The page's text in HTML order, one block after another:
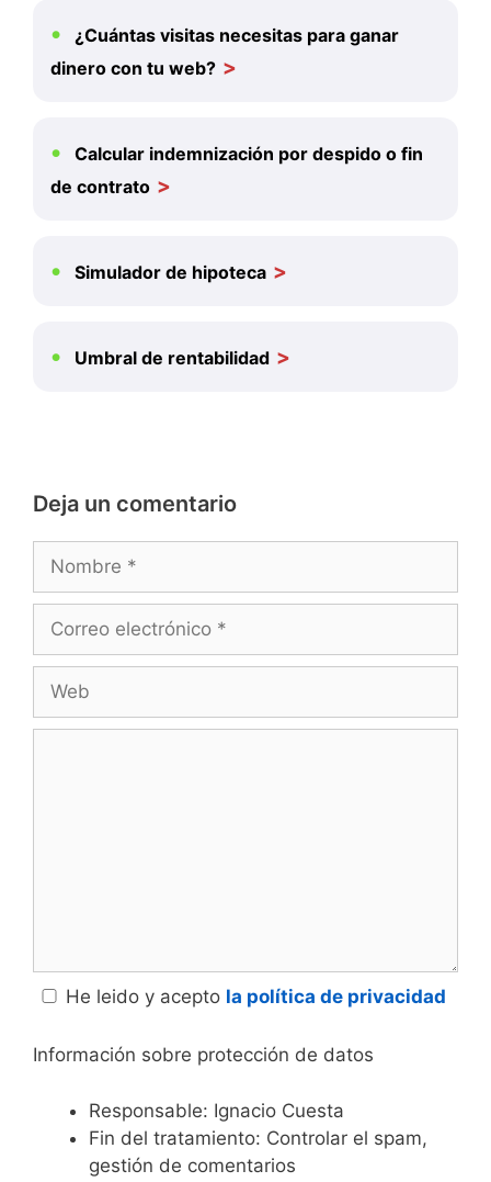
¿Cuántas visitas necesitas para ganar
dinero con tu web?
Calcular indemnización por despido o fin
de contrato
Simulador de hipoteca
Umbral de rentabilidad
Deja un comentario
electrónico
He leido y acepto la política de privacidad
Información sobre protección de datos
Responsable: Ignacio Cuesta
Fin del tratamiento: Controlar el spam,
gestión de comentarios